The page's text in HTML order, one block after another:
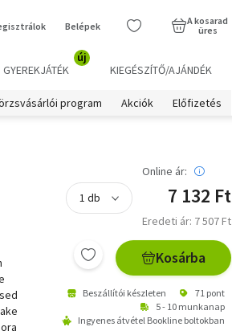
Belépek
A kosarad
üres
GYEREKJÁTÉK
új
KIEGÉSZÍTŐ/AJÁNDÉK
program Akciók Előfizetés
Online ár:
7 132 Ft
Eredeti ár: 7 507 Ft
Kosárba
Beszállítói készleten
71 pont
5 - 10 munkanap
Ingyenes átvétel Bookline boltokban